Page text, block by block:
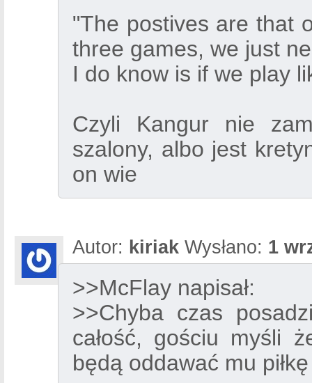
"The postives are that
three games, we just
I do know is if we play
Czyli Kangur nie
szalony, albo jest
on wie
Autor: kiriak Wysłano: 1
>>McFlay napisał:
>>Chyba czas
całość, gościu myśli
będą oddawać mu piłkę